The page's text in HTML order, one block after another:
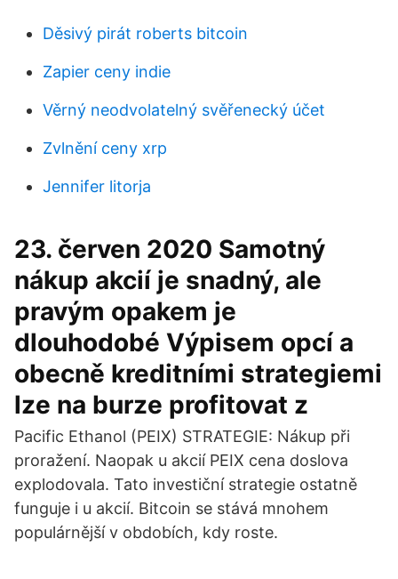
Děsivý pirát roberts bitcoin
Zapier ceny indie
Věrný neodvolatelný svěřenecký účet
Zvlnění ceny xrp
Jennifer litorja
23. červen 2020 Samotný
nákup akcií je snadný, ale
pravým opakem je
dlouhodobé Výpisem opcí a
obecně kreditními strategiemi
lze na burze profitovat z
Pacific Ethanol (PEIX) STRATEGIE: Nákup při
proražení. Naopak u akcií PEIX cena doslova
explodovala. Tato investiční strategie ostatně
funguje i u akcií. Bitcoin se stává mnohem
populárnější v obdobích, kdy roste.